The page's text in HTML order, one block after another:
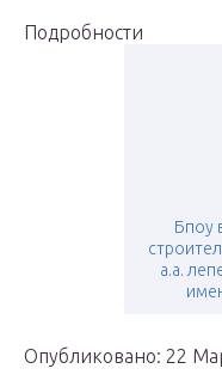
Подробности
Бпоу
а.а.
Опубликовано: 22